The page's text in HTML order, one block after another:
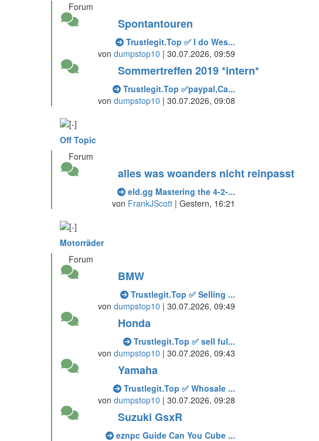
Forum
Spontantouren
Trustlegit.Top ✅ I do Wes...
von dumpstop10 | 30.07.2026, 09:59
Sommertreffen 2019 *intern*
Trustlegit.Top ✅paypal,Ca...
von dumpstop10 | 30.07.2026, 09:08
Off Topic
Forum
alles was woanders nicht reinpasst
eld.gg Mastering the 4-2-...
von FrankJScott| Gestern, 16:21
Motorräder
Forum
BMW
Trustlegit.Top ✅ Selling ...
von dumpstop10 | 30.07.2026, 09:49
Honda
Trustlegit.Top ✅ sell ful...
von dumpstop10 | 30.07.2026, 09:43
Yamaha
Trustlegit.Top ✅ Whosale ...
von dumpstop10 | 30.07.2026, 09:28
Suzuki GsxR
eznpc Guide Can You Cube ...